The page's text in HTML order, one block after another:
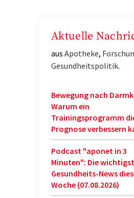
Aktuelle
aus Apotheke,
Gesundheitspolitik.
Bewegung nach
Warum ein
Trainingsprogramm
Prognose verbessern
Podcast "aponet in 3
Minuten": Die
Gesundheits-News
Woche (07.08.2026)